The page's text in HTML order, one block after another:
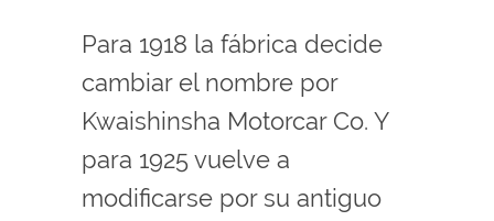
Para 1918 la fábrica decide
cambiar el nombre por
Kwaishinsha Motorcar Co. Y
para 1925 vuelve a
modificarse por su antiguo